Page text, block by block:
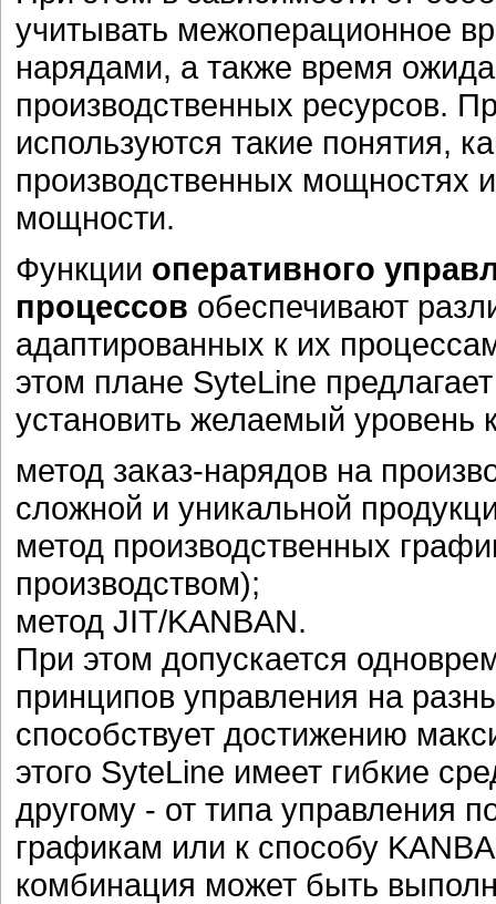
учитывать межоперационное
нарядами, а также время
производственных ресурсов.
используются такие понятия,
производственных мощностях
мощности.
Функции оперативного
процессов обеспечивают
адаптированных к их
этом плане SyteLine
установить желаемый уровень
метод заказ-нарядов на
сложной и уникальной
метод производственных
производством);
метод JIT/KANBAN.
При этом допускается
принципов управления на
способствует достижению
этого SyteLine имеет гибкие
другому - от типа управления
графикам или к способу
комбинация может быть